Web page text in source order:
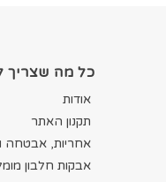
כל מה שצריך
אודות
תקנון האתר
אחריות, אבטחה
אבקות חלבון